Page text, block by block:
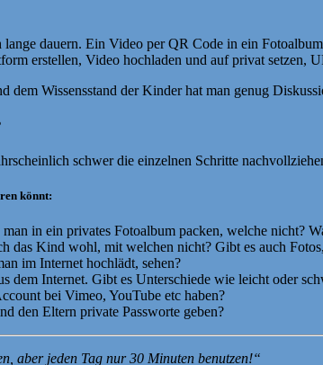
dauern. Ein Video per QR Code in ein
erstellen, Video hochladen und auf privat setzen,
dem Wissensstand der Kinder hat man genug
schwer die einzelnen Schritte
könnt:
in ein privates Fotoalbum packen, welche nicht?
das Kind wohl, mit welchen nicht? Gibt es auch
im Internet hochlädt, sehen?
dem Internet. Gibt es Unterschiede wie leicht oder
bei Vimeo, YouTube etc haben?
den Eltern private Passworte geben?
aber jeden Tag nur 30 Minuten benutzen!“